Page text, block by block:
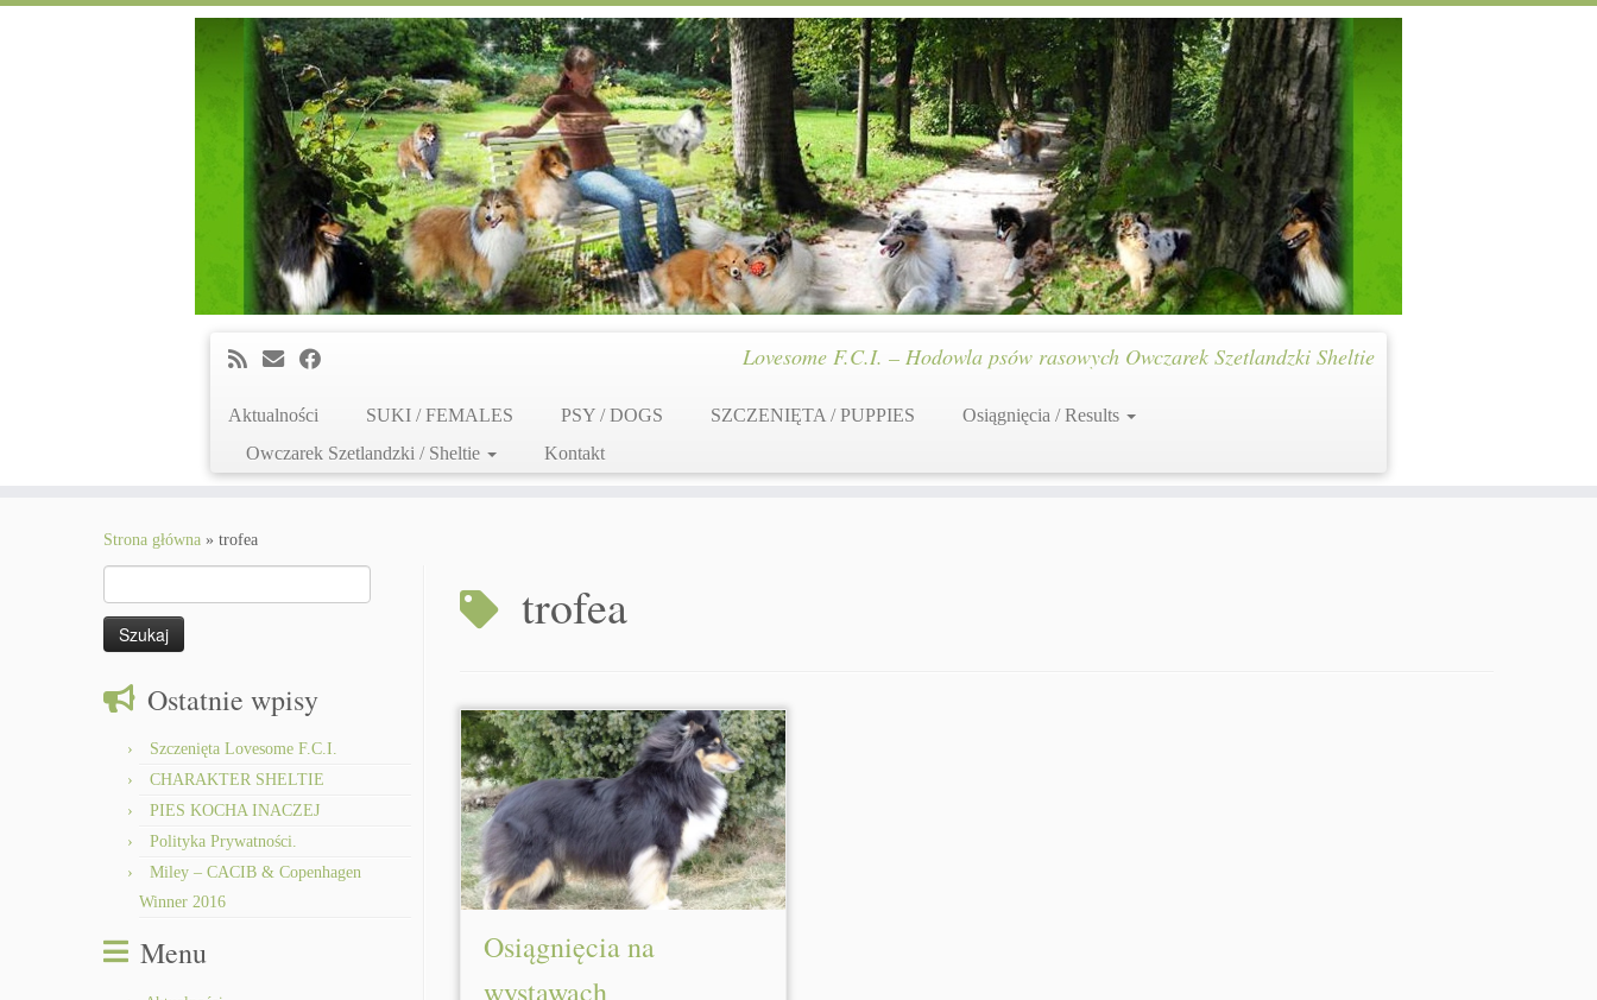
Lovesome F.C.I. – Hodowla psów rasowych Owczarek Szetlandzki Sheltie
Aktualności SUKI / FEMALES PSY / DOGS SZCZENIĘTA / PUPPIES
Osiągnięcia / Results
Owczarek Szetlandzki / Sheltie
Kontakt
Strona główna » trofea
Ostatnie wpisy
Szczenięta Lovesome F.C.I.
CHARAKTER SHELTIE
PIES KOCHA INACZEJ
Polityka Prywatności.
Miley – CACIB & Copenhagen
Winner 2016
Menu
trofea
Osiągnięcia na
wystawach